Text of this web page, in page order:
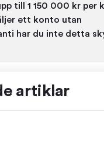
till 1 150 000 kr per
ett konto utan
har du inte detta
artiklar